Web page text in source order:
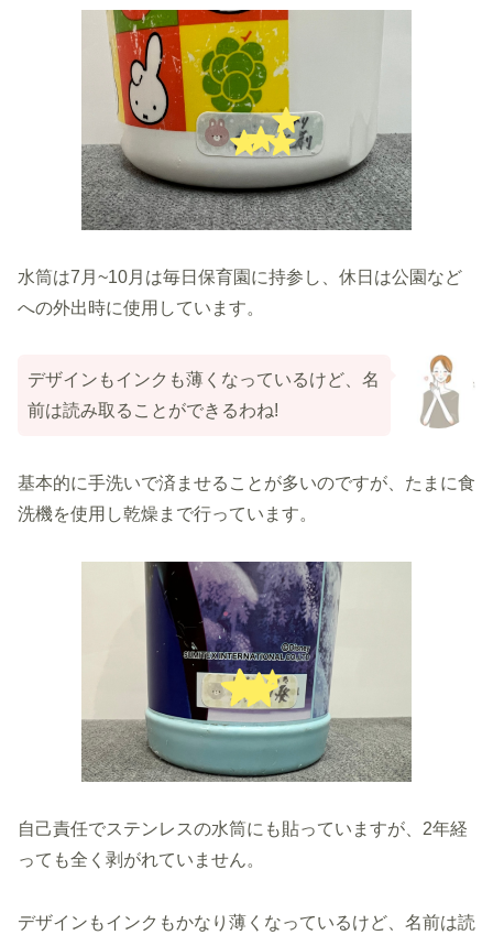
水筒は7月~10月は毎日保育園に持参し、休日は公園など
への外出時に使用しています。
デザインもインクも薄くなっているけど、名
前は読み取ることができるわね!
基本的に手洗いで済ませることが多いのですが、たまに食
洗機を使用し乾燥まで行っています。
自己責任でステンレスの水筒にも貼っていますが、2年経
っても全く剥がれていません。
デザインもインクもかなり薄くなっているけど、名前は読